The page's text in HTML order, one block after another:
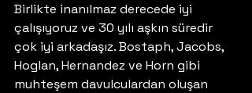
Birlikte inanılmaz derecede iyi
çalışıyoruz ve 30 yılı aşkın süredir
çok iyi arkadaşız. Bostaph, Jacobs,
Hoglan, Hernandez ve Horn gibi
muhteşem davulculardan oluşan